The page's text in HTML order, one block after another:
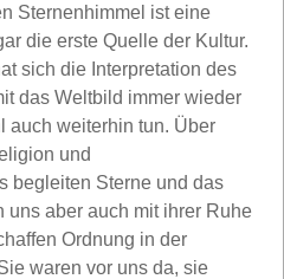
Sternenhimmel ist eine
die erste Quelle der Kultur.
sich die Interpretation des
das Weltbild immer wieder
auch weiterhin tun. Über
und
begleiten Sterne und das
aber auch mit ihrer Ruhe
Ordnung in der
waren vor uns da, sie